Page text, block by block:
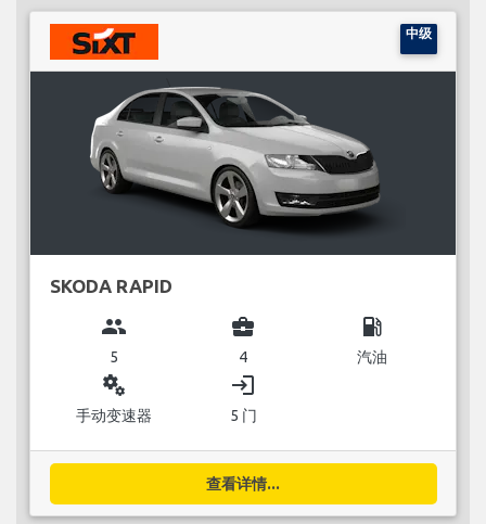
中级
SKODA RAPID
group
5
business_center
4
local_gas_station
汽油
miscellaneous_services
手动变速器
login
5 门
查看详情...